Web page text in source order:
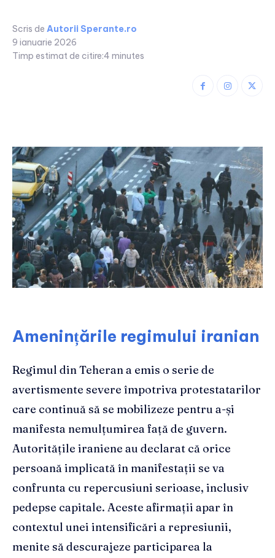
Scris de Autorii Sperante.ro
9 ianuarie 2026
Timp estimat de citire:4 minutes
Amenințările regimului iranian
Regimul din Teheran a emis o serie de
avertismente severe împotriva protestatarilor
care continuă să se mobilizeze pentru a-și
manifesta nemulțumirea față de guvern.
Autoritățile iraniene au declarat că orice
persoană implicată în manifestații se va
confrunta cu repercusiuni serioase, inclusiv
pedepse capitale. Aceste afirmații apar în
contextul unei intensificări a represiunii,
menite să descurajeze participarea la